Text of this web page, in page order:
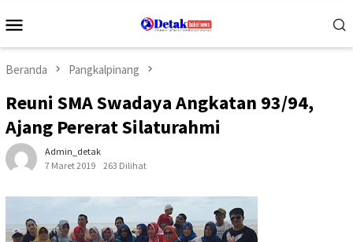
Mobile
Beranda Pangkalpinang
Reuni SMA Swadaya Angkatan 93/94,
Ajang Pererat Silaturahmi
Admin_detak
7 Maret 2019
263 Dilihat